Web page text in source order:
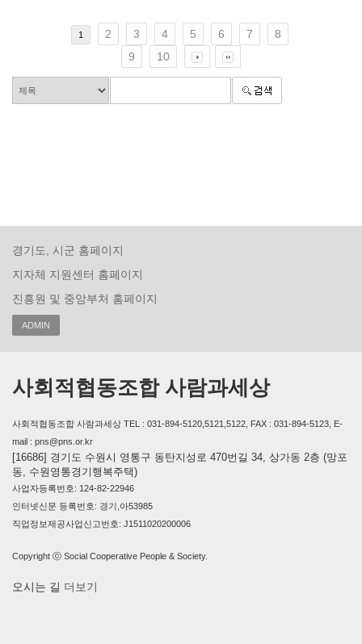
1 2 3 4 5 6 7
8
9
10
경기도, 시군 홈페이지
지자체 지원센터 홈페이지
진흥원 및 중앙부처 홈페이지
ADMIN
사회적협동조합 사람과세상
사회적협동조합 사람과세상 TEL : 031-894-5120,5121,5122, FAX : 031-894-5123, E-
mail : pns@pns.or.kr
[16686] 경기도 수원시 영통구 동탄지성로 470번길 34, 상가동 2층 (망포
동, 수원영통경기행복주택)
사업자등록번호: 124-82-22946
인터넷신문 등록번호: 경기,아53985
직업정보제공사업신고번호: J1511020200006
Copyright ⓒ Social Cooperative People & Society.
오시는 길 더보기